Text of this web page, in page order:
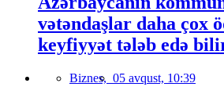
vətəndaşlar daha çox
keyfiyyət tələb edə
Biznes, 05 avqust, 10:39